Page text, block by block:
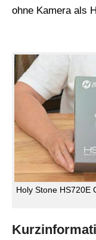
ohne Kamera als
Holy Stone HS720E